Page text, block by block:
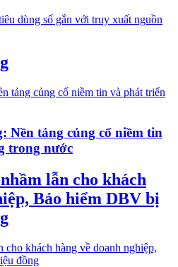
Nền tảng củng cố niềm tin
trong nước
lẫn cho khách
Bảo hiểm DBV bị